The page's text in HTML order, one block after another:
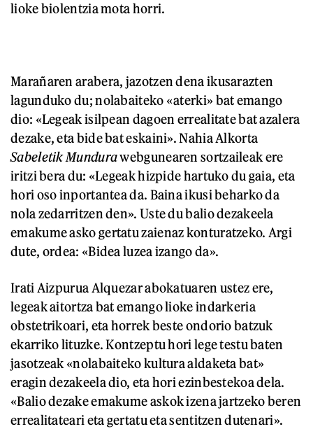
lioke biolentzia mota horri.
Marañaren arabera, jazotzen dena ikusarazten
lagunduko du; nolabaiteko «aterki» bat emango
dio: «Legeak isilpean dagoen errealitate bat azalera
dezake, eta bide bat eskaini». Nahia Alkorta
Sabeletik Mundurawebgunearen sortzaileak ere
iritzi bera du: «Legeak hizpide hartuko du gaia, eta
hori oso inportantea da. Baina ikusi beharko da
nola zedarritzen den». Uste du balio dezakeela
emakume asko gertatu zaienaz konturatzeko. Argi
dute, ordea: «Bidea luzea izango da».
Irati Aizpurua Alquezar abokatuaren ustez ere,
legeak aitortza bat emango lioke indarkeria
obstetrikoari, eta horrek beste ondorio batzuk
ekarriko lituzke. Kontzeptu hori lege testu baten
jasotzeak «nolabaiteko kultura aldaketa bat»
eragin dezakeela dio, eta hori ezinbestekoa dela.
«Balio dezake emakume askok izena jartzeko beren
errealitateari eta gertatu eta sentitzen dutenari».